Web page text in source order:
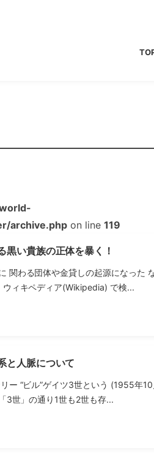
archive.phpon line 119
い貴族の正体を暴く！
関わる団体や金貸しの起源になった
ィキペディア(Wikipedia) で検...
と人脈について
ー “ビル”ゲイツ3世という (1955年
3世」の通り1世も2世も存...